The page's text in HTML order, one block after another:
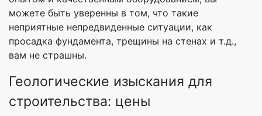
можете быть уверенны в том, что такие
неприятные непредвиденные ситуации, как
просадка фундамента, трещины на стенах и т.д.,
вам не страшны.
Геологические изыскания для
строительства: цены